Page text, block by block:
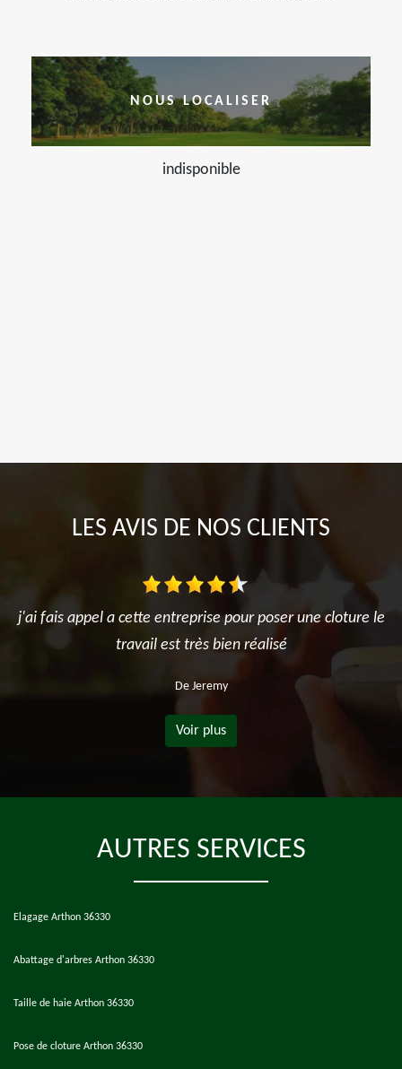
NOUS LOCALISER
indisponible
LES AVIS DE NOS CLIENTS
j'ai fais appel a cette entreprise pour poser une cloture le
travail est très bien réalisé
De Jeremy
Voir plus
AUTRES SERVICES
Elagage Arthon 36330
Abattage d'arbres Arthon 36330
Taille de haie Arthon 36330
Pose de cloture Arthon 36330